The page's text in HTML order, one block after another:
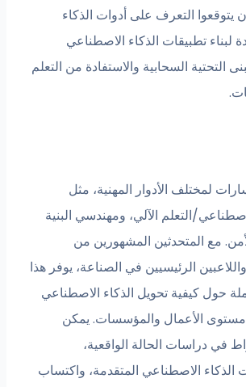
يتوقعوا التعرف على أدوات الذكاء
لبناء تطبيقات الذكاء الاصطناعي
التحتية السحابية والاستفادة من التعلم
لمختلف الأدوار المهنية، مثل
التعلم الآلي، ومهندسي البنية
مع المتحدثين المشهورين من
Google Cloud واللاعبين الرئيسيين في الصناعة، يوفر هذا
حول كيفية تحويل الذكاء الاصطناعي
الأعمال والمؤسسات. يمكن
في دراسات الحالة الواقعية،
الاصطناعي المتقدمة، واكتساب